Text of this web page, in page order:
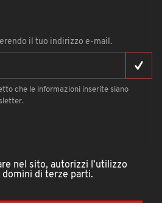
il tuo indirizzo e-mail.
che le informazioni inserite siano
nel sito, autorizzi l’utilizzo
di terze parti.